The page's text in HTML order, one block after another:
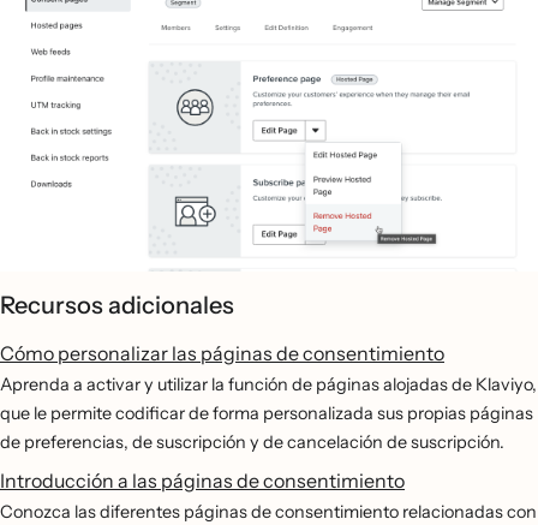
Recursos adicionales
Cómo personalizar las páginas de consentimiento
Aprenda a activar y utilizar la función de páginas alojadas de Klaviyo,
que le permite codificar de forma personalizada sus propias páginas
de preferencias, de suscripción y de cancelación de suscripción.
Introducción a las páginas de consentimiento
Conozca las diferentes páginas de consentimiento relacionadas con